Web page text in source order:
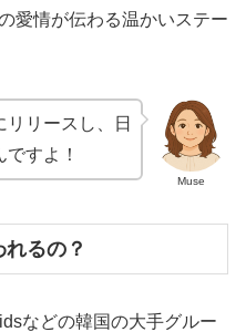
愛情が伝わる温かいステー
Muse
リリースし、日
すよ！
るの？
などの韓国の大手グルー